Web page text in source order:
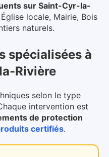
sur Saint-Cyr-la-
locale, Mairie, Bois
naturels.
spécialisées à
Rivière
selon le type
intervention est
de protection
certifiés.